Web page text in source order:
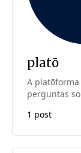
platō
A
perguntas
1 post